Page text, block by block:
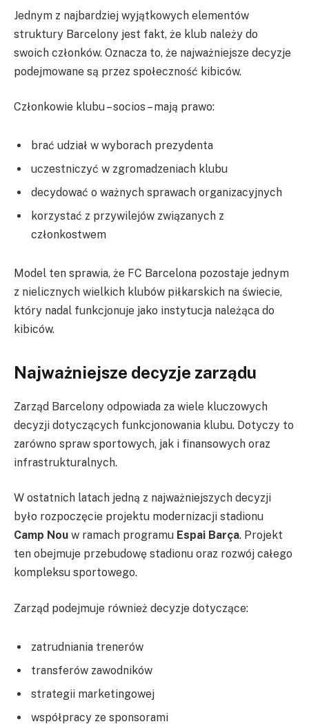
Jednym z najbardziej wyjątkowych elementów
struktury Barcelony jest fakt, że klub należy do
swoich członków. Oznacza to, że najważniejsze decyzje
podejmowane są przez społeczność kibiców.
Członkowie klubu – socios – mają prawo:
brać udział w wyborach prezydenta
uczestniczyć w zgromadzeniach klubu
decydować o ważnych sprawach organizacyjnych
korzystać z przywilejów związanych z
członkostwem
Model ten sprawia, że FC Barcelona pozostaje jednym
z nielicznych wielkich klubów piłkarskich na świecie,
który nadal funkcjonuje jako instytucja należąca do
kibiców.
Najważniejsze decyzje zarządu
Zarząd Barcelony odpowiada za wiele kluczowych
decyzji dotyczących funkcjonowania klubu. Dotyczy to
zarówno spraw sportowych, jak i finansowych oraz
infrastrukturalnych.
W ostatnich latach jedną z najważniejszych decyzji
było rozpoczęcie projektu modernizacji stadionu
Camp Nou w ramach programu Espai Barça. Projekt
ten obejmuje przebudowę stadionu oraz rozwój całego
kompleksu sportowego.
Zarząd podejmuje również decyzje dotyczące:
zatrudniania trenerów
transferów zawodników
strategii marketingowej
współpracy ze sponsorami